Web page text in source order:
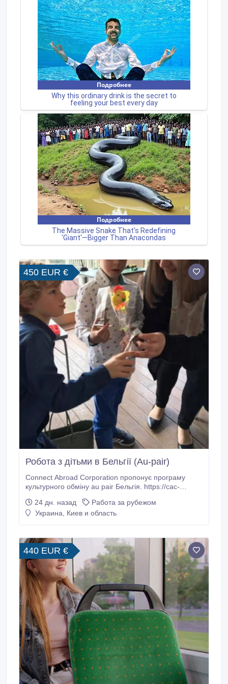
450 EUR €
Робота з дітьми в Бельгії (Au-pair)
Connect Abroad Corporation пропонує програму
культурного обміну au pair Бельгія. https://cac-
дітьми 2. Середня англійська 3. Відсутність власних
дітей Обов'язки • Робота з дітьми в приймаючої
24 дн. назад
Работа за рубежом
Украина, Киев и область
440 EUR €